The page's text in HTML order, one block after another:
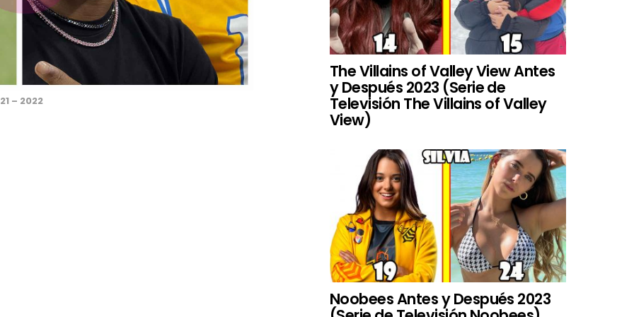
– 2022
The Villains of Valley View Antes
y Después 2023 (Serie de
Televisión The Villains of Valley
View)
Noobees Antes y Después 2023